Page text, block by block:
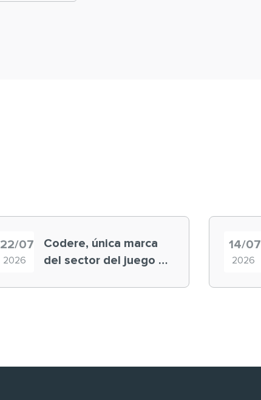
22/07
2026
Codere, única marca
del sector del juego en
14/07
2026